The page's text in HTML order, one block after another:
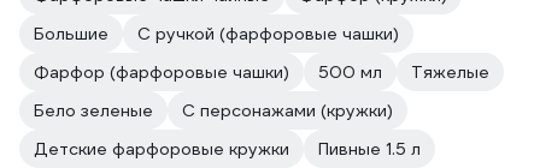
Большие
С ручкой (фарфоровые чашки)
Фарфор (фарфоровые чашки)
500 мл
Тяжелые
Бело зеленые
С персонажами (кружки)
Детские фарфоровые кружки
Пивные 1.5 л